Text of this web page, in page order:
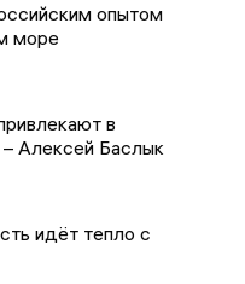
опытом
море
в
Алексей Баслык
идёт тепло с